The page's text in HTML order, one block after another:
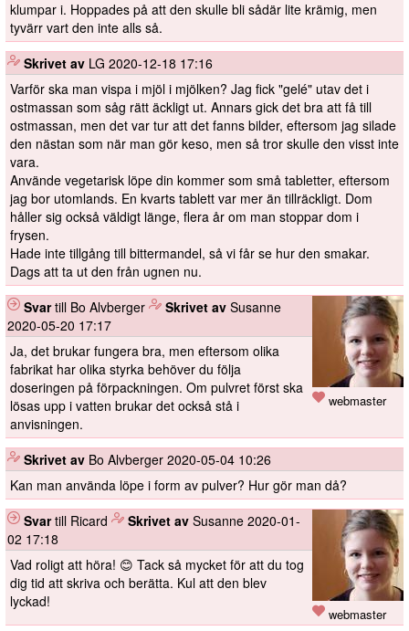
klumpar i. Hoppades på att den skulle bli sådär lite krämig, men
tyvärr vart den inte alls så.
Skrivet av LG 2020-12-18 17:16
Varför ska man vispa i mjöl i mjölken? Jag fick "gelé" utav det i
ostmassan som såg rätt äckligt ut. Annars gick det bra att få till
ostmassan, men det var tur att det fanns bilder, eftersom jag silade
den nästan som när man gör keso, men så tror skulle den visst inte
vara.
Använde vegetarisk löpe din kommer som små tabletter, eftersom
jag bor utomlands. En kvarts tablett var mer än tillräckligt. Dom
håller sig också väldigt länge, flera år om man stoppar dom i
frysen.
Hade inte tillgång till bittermandel, så vi får se hur den smakar.
Dags att ta ut den från ugnen nu.
webmaster
Svartill Bo Alvberger Skrivet av Susanne
2020-05-20 17:17
Ja, det brukar fungera bra, men eftersom olika
fabrikat har olika styrka behöver du följa
doseringen på förpackningen. Om pulvret först ska
lösas upp i vatten brukar det också stå i
anvisningen.
Skrivet av Bo Alvberger 2020-05-04 10:26
Kan man använda löpe i form av pulver? Hur gör man då?
webmaster
Svartill Ricard Skrivet av Susanne 2020-01-
02 17:18
Vad roligt att höra! 😊 Tack så mycket för att du tog
dig tid att skriva och berätta. Kul att den blev
lyckad!